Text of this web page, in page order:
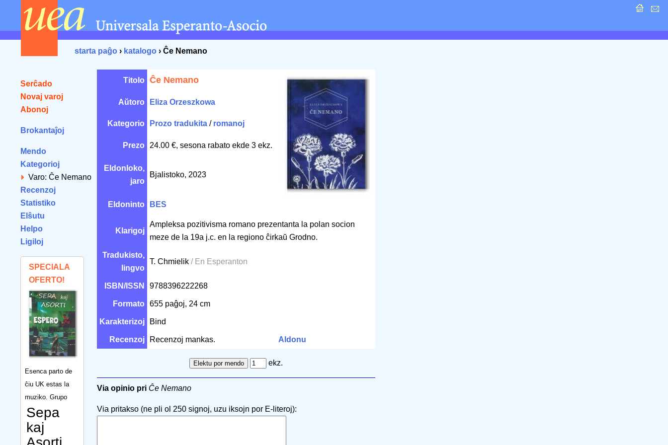
starta paĝo › katalogo › Ĉe Nemano
Serĉado
Novaj varoj
Abonoj
Brokantaĵoj
Mendo
Kategorioj
Varo: Ĉe Nemano
Recenzoj
Statistiko
Elŝutu
Helpo
Ligiloj
SPECIALA
OFERTO!
Esenca parto de
ĉiu UK estas la
muziko. Grupo
Sepa
kaj
Titolo Ĉe Nemano
Aŭtoro Eliza Orzeszkowa
Kategorio Prozo tradukita / romanoj
Prezo 24.00 €, sesona rabato ekde 3 ekz.
Eldonloko,
jaro
Bjalistoko, 2023
Eldoninto BES
Klarigoj
Ampleksa pozitivisma romano prezentanta la polan socion
meze de la 19a j.c. en la regiono ĉirkaŭ Grodno.
Tradukisto,
lingvo
T. Chmielik / En Esperanton
ISBN/ISSN 9788396222268
Formato 655 paĝoj, 24 cm
Karakterizoj Bind
Recenzoj Recenzoj mankas. Aldonu
ekz.
Via opinio pri Ĉe Nemano
Via pritakso (ne pli ol 250 signoj, uzu iksojn por E-literoj):